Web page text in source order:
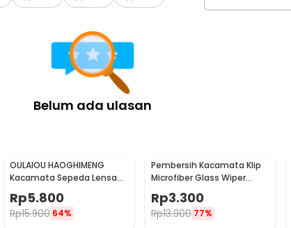
Belum ada ulasan
OULAIOU HAOGHIMENG
Kacamata Sepeda Lensa
Mercury Cycling Outdoor
Sport - 3015
Rp5.800
Rp15.900 64%
Pembersih Kacamata Klip
Microfiber Glass Wiper
Cleaner Multifunction -
TVA45
Rp3.300
Rp13.900 77%